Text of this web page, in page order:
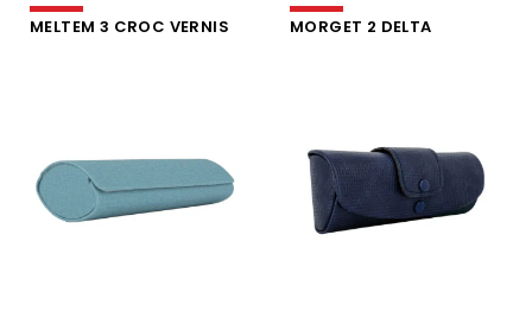
MELTEM 3 CROC VERNIS MORGET 2 DELTA